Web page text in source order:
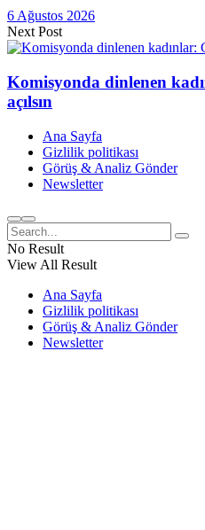
6 Ağustos 2026
Next Post
Komisyonda dinlenen
açılsın
Ana Sayfa
Gizlilik politikası
Görüş & Analiz Gönder
Newsletter
No Result
View All Result
Ana Sayfa
Gizlilik politikası
Görüş & Analiz Gönder
Newsletter